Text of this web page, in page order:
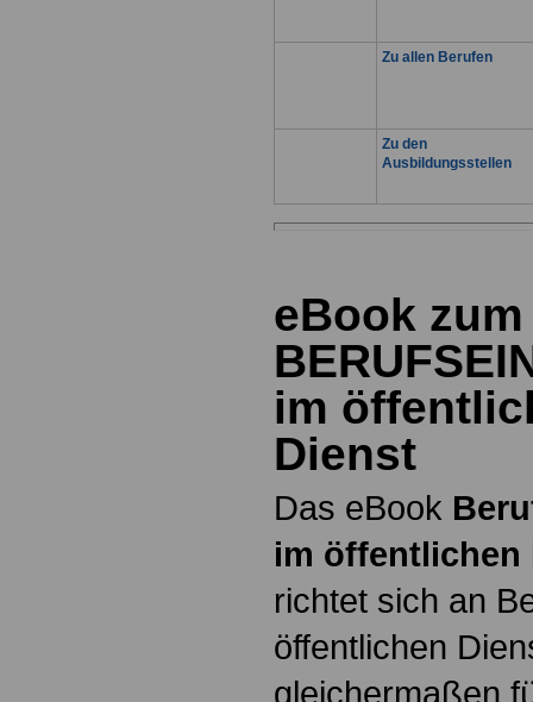
Zu allen Berufen
Zu den
Ausbildungsstellen
eBook zum
im
Dienst
Das eBook
im öffentlichen
richtet sich an
öffentlichen
gleichermaßen